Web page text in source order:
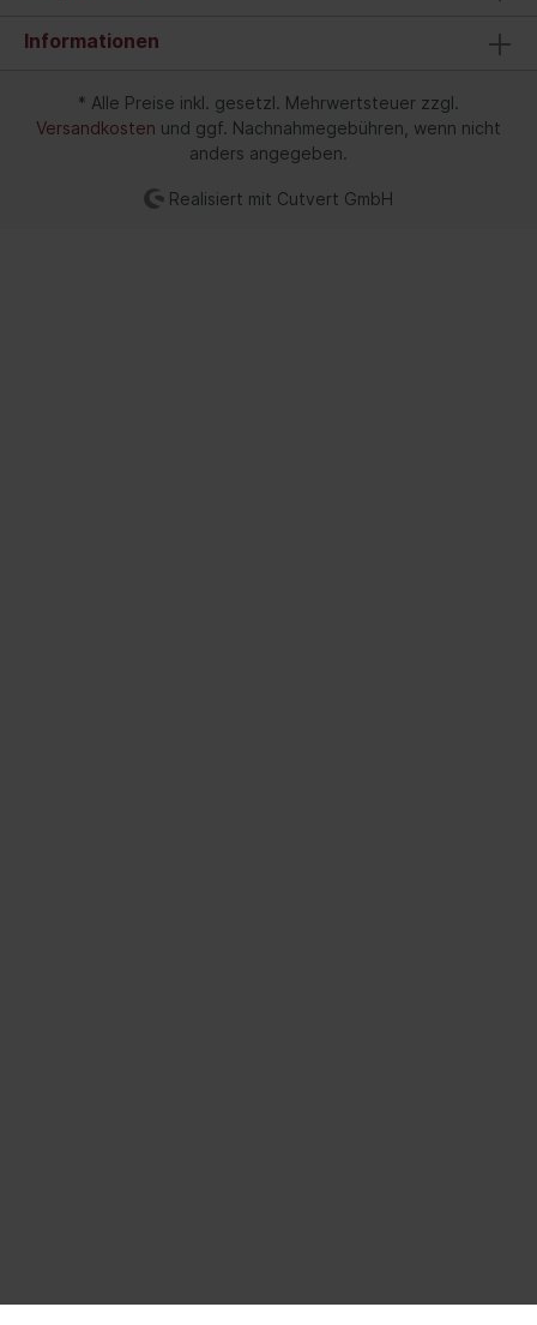
Informationen
* Alle Preise inkl. gesetzl. Mehrwertsteuer zzgl.
Versandkosten und ggf. Nachnahmegebühren, wenn nicht
anders angegeben.
Realisiert mit Cutvert GmbH